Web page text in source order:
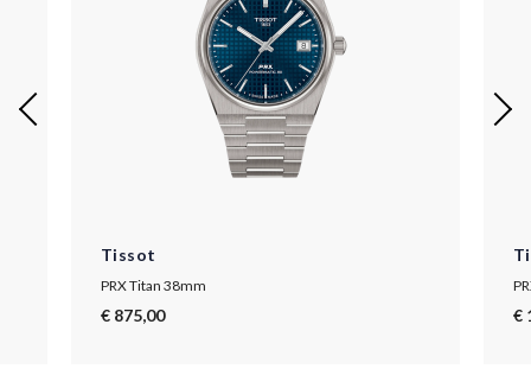
Tissot
PRX Titan 38mm
€ 875,00 €